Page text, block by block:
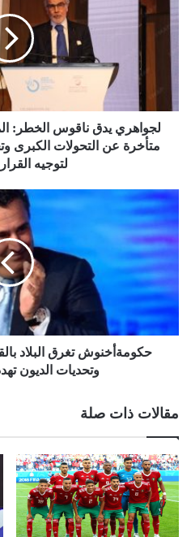
لجواهري يدق ناقوس الخطر:
متأخرة عن التحولات الكبرى
لتوجيه
وتحديات الديون
مقالات ذات صلة